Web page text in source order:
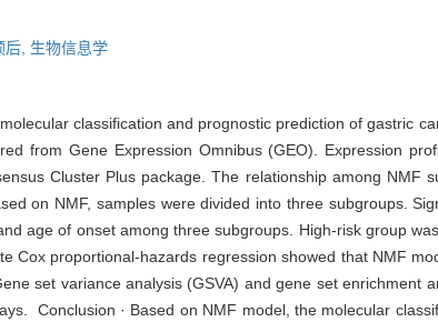
后, 生物信息学
classification and prognostic prediction of gastric
from Gene Expression Omnibus (GEO). Expression
Cluster Plus package. The relationship among
on NMF, samples were divided into three subgroups.
age of onset among three subgroups. High-risk group
Cox proportional-hazards regression showed that NMF
set variance analysis (GSVA) and gene set
Conclusion · Based on NMF model, the molecular